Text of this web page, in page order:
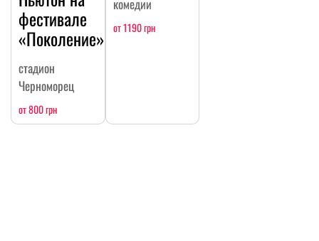
фестивале
«Поколение»
стадион
Черноморец
от 800 грн
комедии
от 1190 грн